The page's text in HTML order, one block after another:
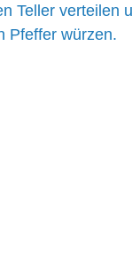
Teller verteilen
Pfeffer würzen.